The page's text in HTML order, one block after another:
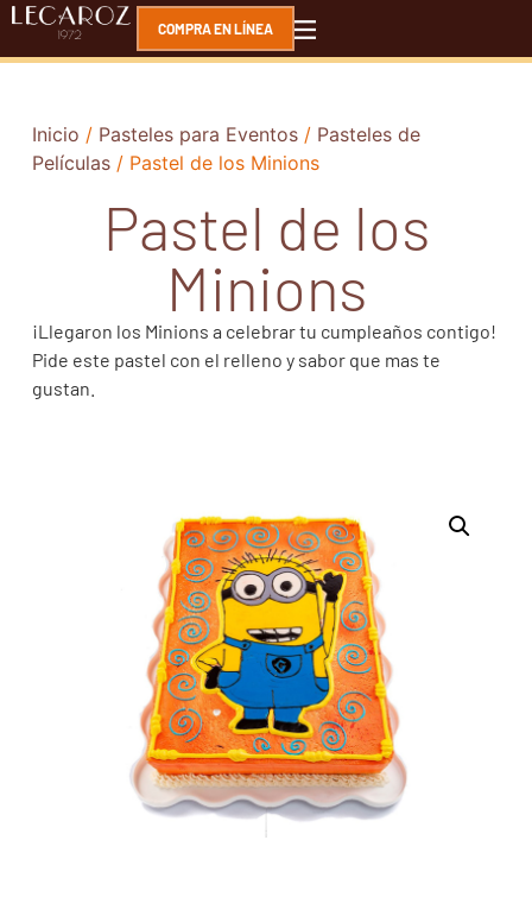
COMPRA EN LÍNEA
Inicio / Pasteles para Eventos/ Pasteles de
Películas/ Pastel de los Minions
Pastel de los
Minions
¡Llegaron los Minions a celebrar tu cumpleaños contigo!
Pide este pastel con el relleno y sabor que mas te
gustan.